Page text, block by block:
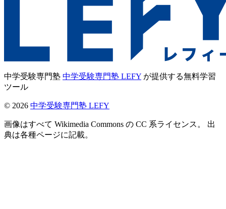
中学受験専門塾 中学受験専門塾 LEFY が提供する無料学習
ツール
© 2026 中学受験専門塾 LEFY
画像はすべて Wikimedia Commons の CC 系ライセンス。 出
典は各種ページに記載。